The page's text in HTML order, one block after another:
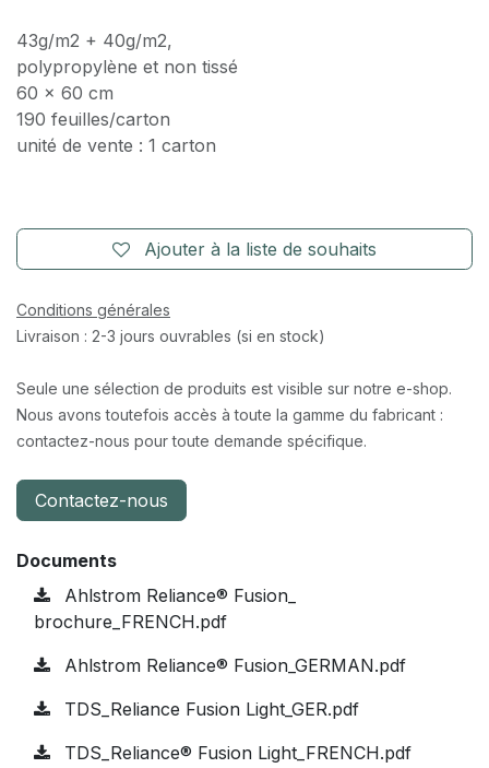
43g/m2 + 40g/m2,
polypropylène et non tissé
60 x 60 cm
190 feuilles/carton
unité de vente : 1 carton
Ajouter à la liste de souhaits
Conditions générales
Livraison : 2-3 jours ouvrables (si en stock)
Seule une sélection de produits est visible sur notre e-shop.
Nous avons toutefois accès à toute la gamme du fabricant :
contactez-nous pour toute demande spécifique.
Contactez-nous
Documents
Ahlstrom Reliance® Fusion_
brochure_FRENCH.pdf
Ahlstrom Reliance® Fusion_GERMAN.pdf
TDS_Reliance Fusion Light_GER.pdf
TDS_Reliance® Fusion Light_FRENCH.pdf